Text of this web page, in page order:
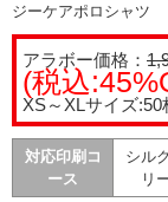
ジーケアポロシャツ
アラボー価格：
(税込
XS～XLサイズ
対応印刷コ
ース
シル
リ